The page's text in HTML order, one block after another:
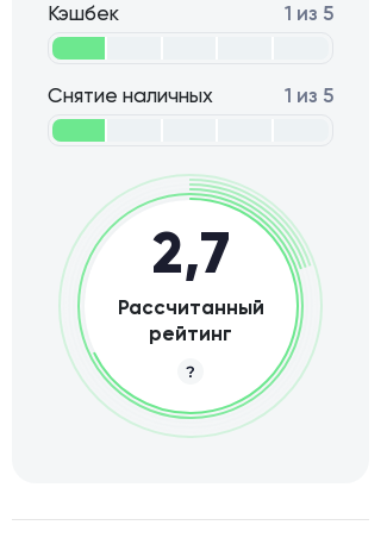
Кэшбек 1 из 5
Снятие наличных 1 из 5
2,7
Рассчитанный
рейтинг